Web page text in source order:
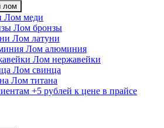
лом
Лом меди
Лом бронзы
Лом латуни
Лом алюминия
Лом нержавейки
Лом свинца
Лом титана